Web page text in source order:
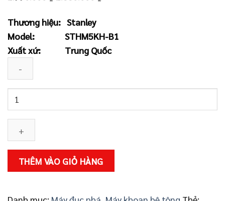
là:
2.990.000 ₫.là:
2.880.000 ₫.
Thương hiệu: Stanley
Model: STHM5KH-B1
Xuất xứ: Trung Quốc
bê
tông
Stanley
STHM5KH-
B1
lượng
THÊM VÀO GIỎ HÀNG